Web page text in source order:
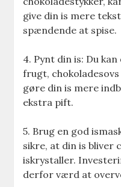
give din is mere
spændende at spise.
4. Pynt din is: Du
frugt,
gøre din is mere
ekstra pift.
5. Brug en god
sikre, at din is bliver
iskrystaller.
derfor værd at